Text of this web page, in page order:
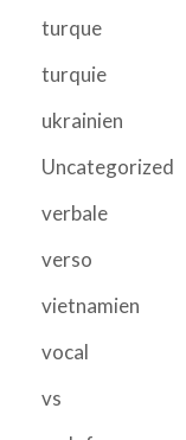
turque
turquie
ukrainien
Uncategorized
verbale
verso
vietnamien
vocal
vs